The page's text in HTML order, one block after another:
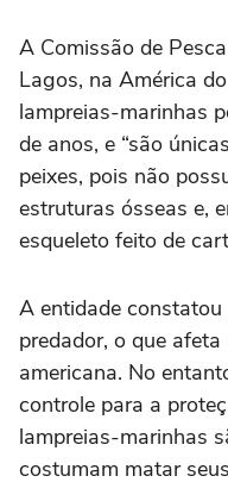
A Comissão de
Lagos, na América
lampreias-marinhas
de anos, e “são
peixes, pois não
estruturas ósseas e,
esqueleto feito de
A entidade
predador, o que
americana. No
controle para a
lampreias-marinhas
costumam matar